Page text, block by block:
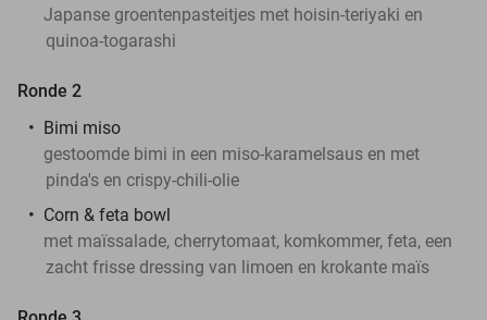
Japanse groentenpasteitjes met hoisin-teriyaki en
quinoa-togarashi
Ronde 2
Bimi miso
gestoomde bimi in een miso-karamelsaus en met
pinda's en crispy-chili-olie
Corn & feta bowl
met maïssalade, cherrytomaat, komkommer, feta, een
zacht frisse dressing van limoen en krokante maïs